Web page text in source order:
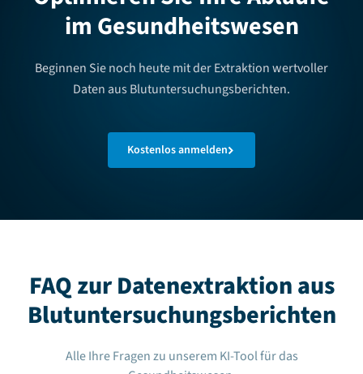
im Gesundheitswesen
Beginnen Sie noch heute mit der Extraktion wertvoller
Daten aus Blutuntersuchungsberichten.
Kostenlos anmelden
FAQ zur Datenextraktion aus
Blutuntersuchungsberichten
Alle Ihre Fragen zu unserem KI-Tool für das